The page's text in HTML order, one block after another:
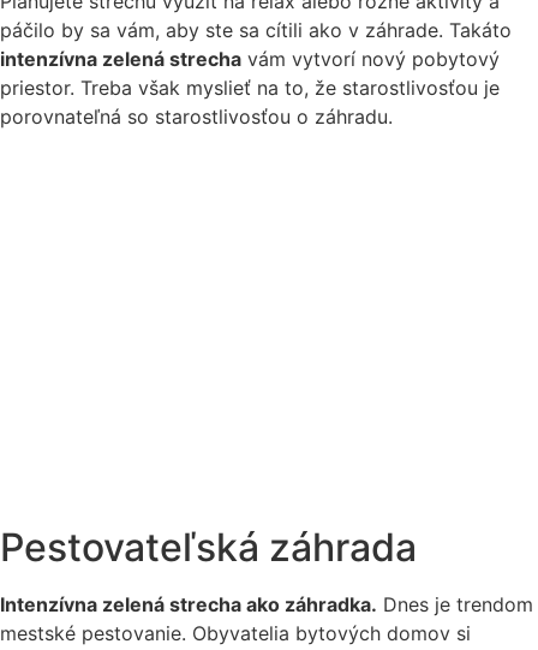
páčilo by sa vám, aby ste sa cítili ako v záhrade. Takáto
intenzívna zelená strecha vám vytvorí nový pobytový
priestor. Treba však myslieť na to, že starostlivosťou je
porovnateľná so starostlivosťou o záhradu.
Pestovateľská záhrada
Intenzívna zelená strecha ako záhradka. Dnes je trendom
mestské pestovanie. Obyvatelia bytových domov si